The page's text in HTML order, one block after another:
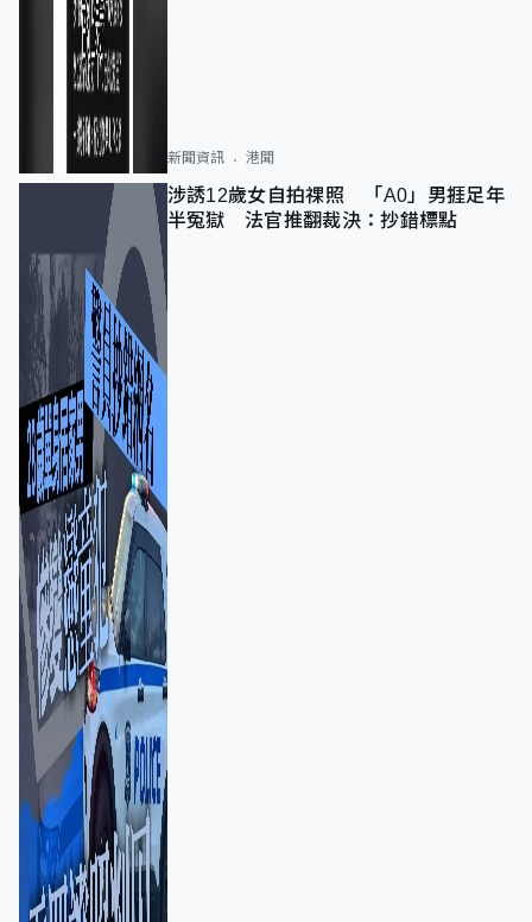
新聞資訊 港聞
涉誘12歲女自拍祼照 「A0」男捱足年
半冤獄 法官推翻裁決：抄錯標點